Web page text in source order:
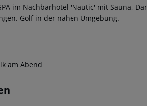
im Nachbarhotel 'Nautic' mit Sauna,
Golf in der nahen Umgebung.
am Abend